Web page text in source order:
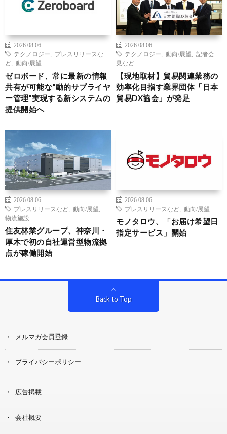
2026.08.06
テクノロジー
プレスリリースな
ど
動向/展望
ゼロボード、常に最新の情報
共有が可能な“動的サプライヤ
ー管理”実現する新システムの
提供開始へ
2026.08.06
テクノロジー
動向/展望
記者会
見など
【現地取材】貿易関連業務の
効率化目指す業界団体「日本
貿易DX協会」が発足
2026.08.06
プレスリリースなど
動向/展望
物流施設
住友林業グループ、神奈川・
厚木で初の自社運営型物流拠
点が稼働開始
2026.08.06
プレスリリースなど
動向/展望
モノタロウ、「お届け希望日
指定サービス」開始
Back to Top
メルマガ会員登録
プライバシーポリシー
広告掲載
会社概要